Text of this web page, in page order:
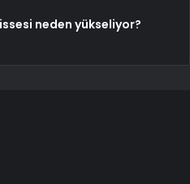
neden yükseliyor?